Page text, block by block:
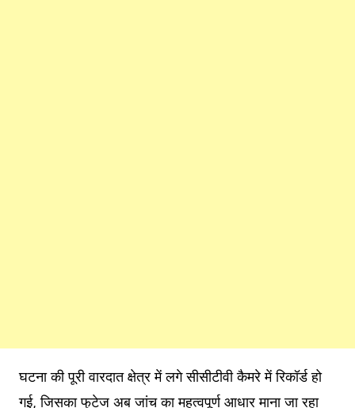
घटना की पूरी वारदात क्षेत्र में लगे सीसीटीवी कैमरे में रिकॉर्ड हो
गई, जिसका फुटेज अब जांच का महत्वपूर्ण आधार माना जा रहा